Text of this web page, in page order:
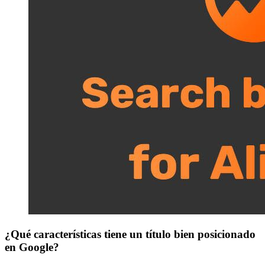
¿Qué características tiene un título bien posicionado
en Google?